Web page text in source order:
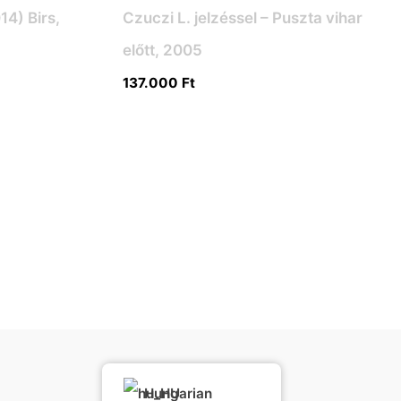
Birs,
Czuczi L. jelzéssel – Puszta vihar
előtt, 2005
137.000 Ft
Hungarian